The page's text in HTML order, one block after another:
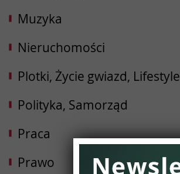
Muzyka
Nieruchomości
Plotki, Życie gwiazd, Lifestyle
Polityka, Samorząd
Praca
Prawo